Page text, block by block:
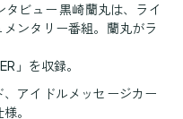
タビュー 黒崎蘭丸は、ライ
ンタリー番組。蘭丸がラ
」を収録。
アイドルメッセージカー
。